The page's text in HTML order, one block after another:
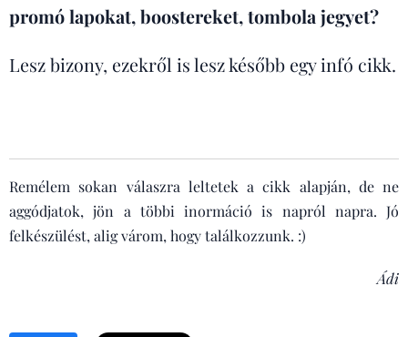
promó lapokat, boostereket, tombola jegyet?
Lesz bizony, ezekről is lesz később egy infó cikk.
Remélem sokan válaszra leltetek a cikk alapján, de ne
aggódjatok, jön a többi inormáció is napról napra. Jó
felkészülést, alig várom, hogy találkozzunk. :)
Ádi